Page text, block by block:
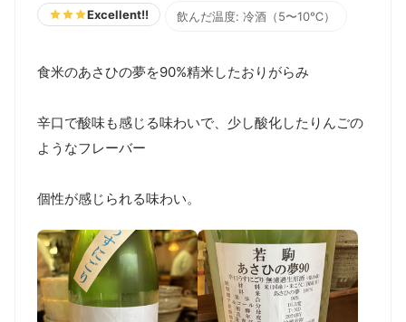
Excellent!! 飲んだ温度: 冷酒（5〜10℃）
食米のあさひの夢を90%精米したおりがらみ
辛口で酸味も感じる味わいで、少し酸化したりんごの
ようなフレーバー
個性が感じられる味わい。